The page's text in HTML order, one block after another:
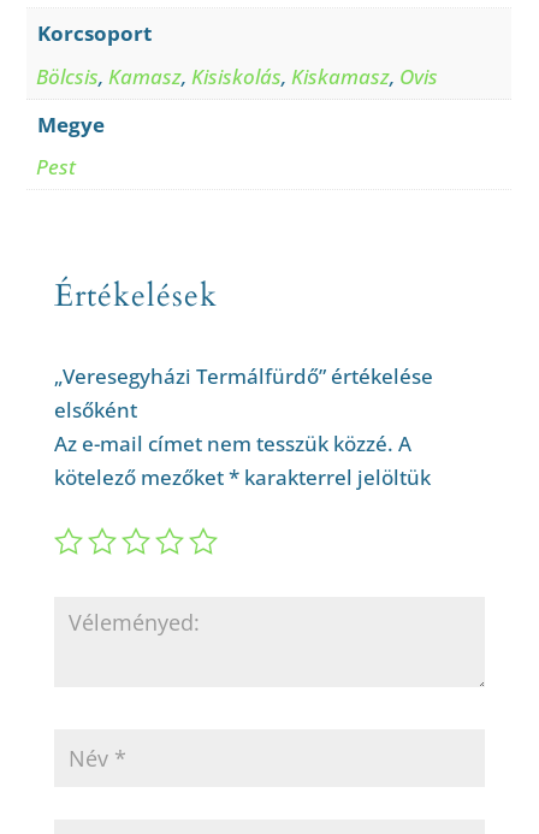
Korcsoport
Bölcsis, Kamasz, Kisiskolás, Kiskamasz, Ovis
Megye
Pest
Értékelések
„Veresegyházi Termálfürdő” értékelése
elsőként
Az e-mail címet nem tesszük közzé. A
kötelező mezőket*karakterrel jelöltük